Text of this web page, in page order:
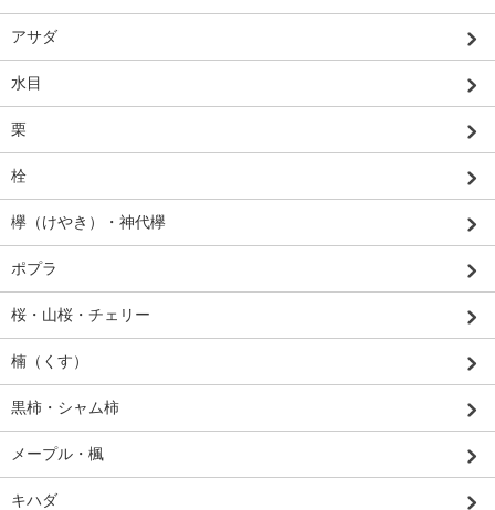
アサダ
水目
栗
栓
欅（けやき）・神代欅
ポプラ
桜・山桜・チェリー
楠（くす）
黒柿・シャム柿
メープル・楓
キハダ